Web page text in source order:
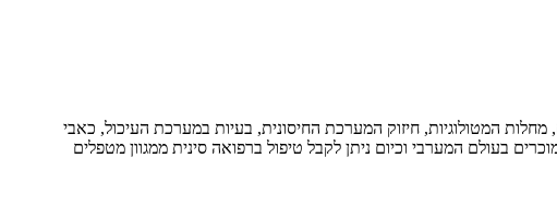
מחלות המטולוגיות, חיזוק המערכת החיסונית, בעיות במערכת העיכול, כאבי
בעולם המערבי וכיום ניתן לקבל טיפול ברפואה סינית ממגוון מטפלים